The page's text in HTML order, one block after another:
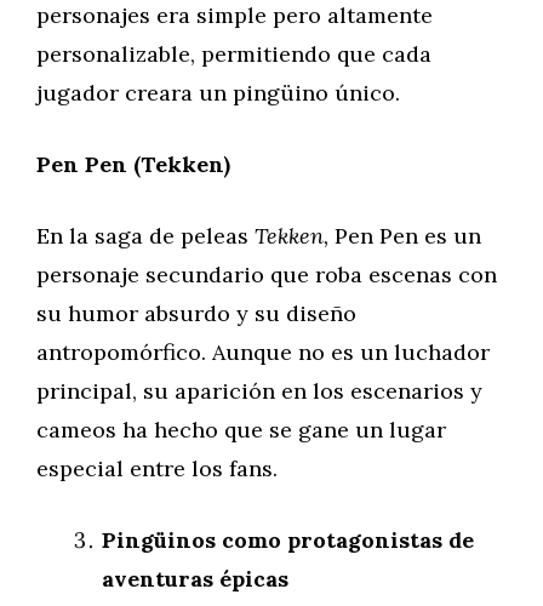
personajes era simple pero altamente
personalizable, permitiendo que cada
jugador creara un pingüino único.
Pen Pen (Tekken)
En la saga de peleas Tekken, Pen Pen es un
personaje secundario que roba escenas con
su humor absurdo y su diseño
antropomórfico. Aunque no es un luchador
principal, su aparición en los escenarios y
cameos ha hecho que se gane un lugar
especial entre los fans.
Pingüinos como protagonistas de
aventuras épicas